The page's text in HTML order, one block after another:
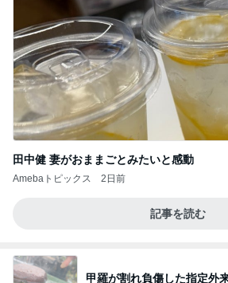
田中健 妻がおままごとみたいと感動
Amebaトピックス 2日前
記事を読む
甲羅が割れ負傷した指定外